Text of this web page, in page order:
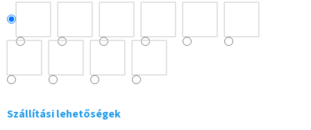
Szállítási lehetőségek